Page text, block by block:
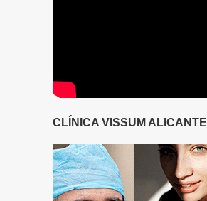
CLÍNICA VISSUM ALICANTE